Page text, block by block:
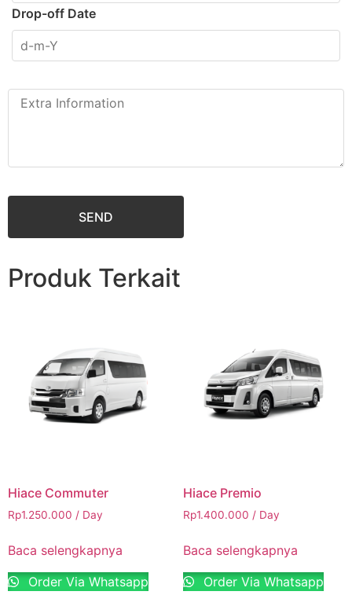
Drop-off Date
SEND
Produk Terkait
Hiace Commuter
Rp1.250.000 / Day
Baca selengkapnya
Order Via Whatsapp
Hiace Premio
Rp1.400.000 / Day
Baca selengkapnya
Order Via Whatsapp